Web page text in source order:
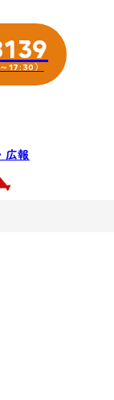
17:30）
広報